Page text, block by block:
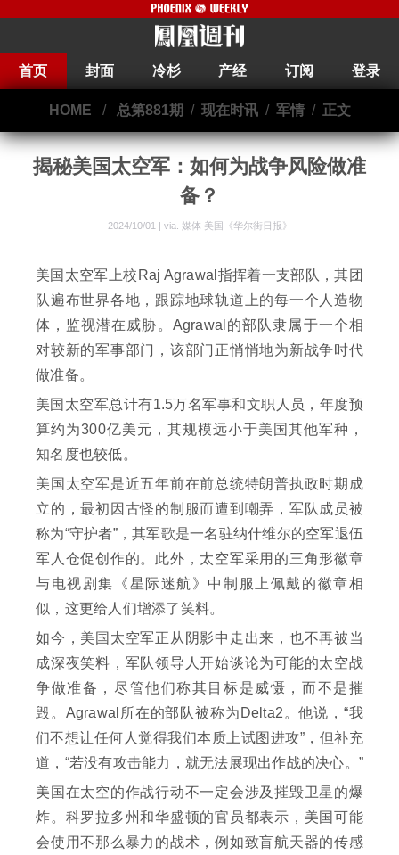
首页 封面 冷杉 产经 订阅 登录
HOME / 总第881期 / 现在时讯/ 军情/ 正文
揭秘美国太空军：如何为战争风险做准
备？
2024/10/01 | via. 媒体 美国《华尔街日报》
美国太空军上校Raj Agrawal指挥着一支部队，其团
队遍布世界各地，跟踪地球轨道上的每一个人造物
体，监视潜在威胁。Agrawal的部队隶属于一个相
对较新的军事部门，该部门正悄悄地为新战争时代
做准备。
美国太空军总计有1.5万名军事和文职人员，年度预
算约为300亿美元，其规模远小于美国其他军种，
知名度也较低。
美国太空军是近五年前在前总统特朗普执政时期成
立的，最初因古怪的制服而遭到嘲弄，军队成员被
称为“守护者”，其军歌是一名驻纳什维尔的空军退伍
军人仓促创作的。此外，太空军采用的三角形徽章
与电视剧集《星际迷航》中制服上佩戴的徽章相
似，这更给人们增添了笑料。
如今，美国太空军正从阴影中走出来，也不再被当
成深夜笑料，军队领导人开始谈论为可能的太空战
争做准备，尽管他们称其目标是威慑，而不是摧
毁。Agrawal所在的部队被称为Delta2。他说，“我
们不想让任何人觉得我们本质上试图进攻”，但补充
道，“若没有攻击能力，就无法展现出作战的决心。”
美国在太空的作战行动不一定会涉及摧毁卫星的爆
炸。科罗拉多州和华盛顿的官员都表示，美国可能
会使用不那么暴力的战术，例如致盲航天器的传感